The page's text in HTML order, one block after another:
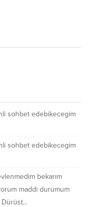
sohbet edebikecegim
sohbet edebikecegim
bekarım
maddi durumum